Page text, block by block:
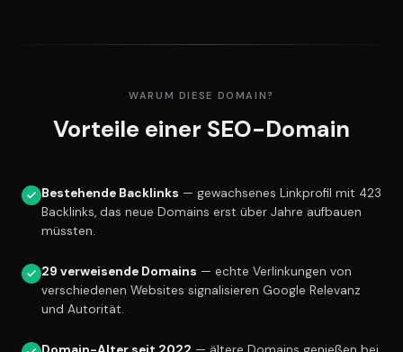
WARUM DIESE DOMAIN?
Vorteile einer SEO-Domain
Bestehende Backlinks — gewachsenes Linkprofil mit 423
Backlinks, das neue Domains erst über Jahre aufbauen
müssten.
29 verweisende Domains — echte Verlinkungen von
verschiedenen Websites signalisieren Google Relevanz
und Autorität.